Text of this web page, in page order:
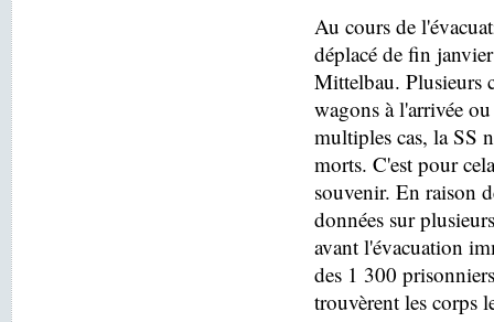
Au cours de
déplacé de fin
Mittelbau. Plusieurs
wagons à l'arrivée
multiples cas, la SS
morts. C'est pour
souvenir. En raison
données sur
avant l'évacuation
des 1 300
trouvèrent les corps